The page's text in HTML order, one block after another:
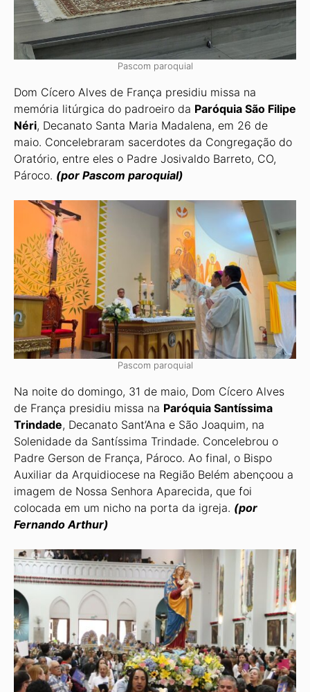
Pascom paroquial
Dom Cícero Alves de França presidiu missa na
memória litúrgica do padroeiro da Pa­róquia São Filipe
Néri, Decanato Santa Maria Madalena, em 26 de
maio. Concele­braram sacerdotes da Congregação do
Oratório, entre eles o Padre Josivaldo Barreto, CO,
Pároco. (por Pascom paroquial)
Pascom paroquial
Na noite do domingo, 31 de maio, Dom Cícero Alves
de França presidiu missa na Pa­róquia Santíssima
Trindade, Decanato Sant’Ana e São Joaquim, na
Solenidade da Santíssima Trindade. Concelebrou o
Padre Gerson de França, Pároco. Ao final, o Bispo
Auxiliar da Arquidiocese na Região Belém abençoou a
imagem de Nossa Senhora Apa­recida, que foi
colocada em um nicho na porta da igreja. (por
Fernando Arthur)